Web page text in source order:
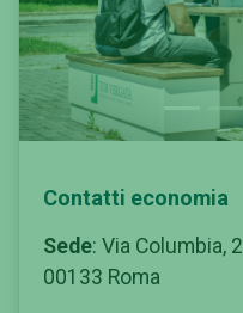
Contatti economia
Sede: Via Columbia, 2
00133 Roma